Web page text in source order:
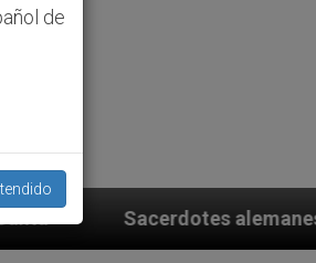
alemanes fieles al Papa
de